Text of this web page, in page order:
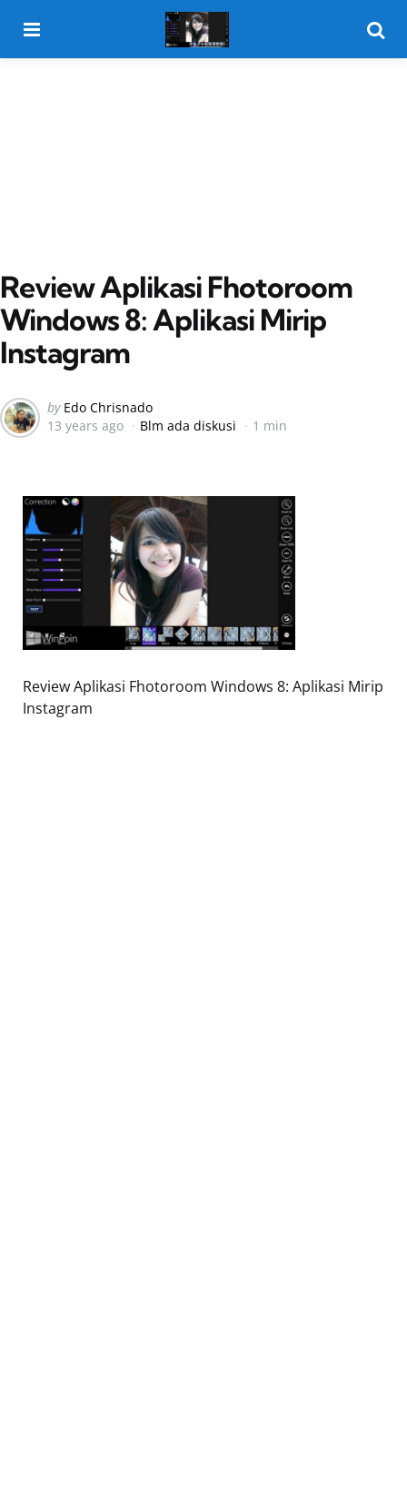
Review Aplikasi Fhotoroom
Windows 8: Aplikasi Mirip
Instagram
Posted
by
by Edo Chrisnado
13 years ago
Blm ada diskusi 1 min
Review Aplikasi Fhotoroom Windows 8: Aplikasi Mirip
Instagram